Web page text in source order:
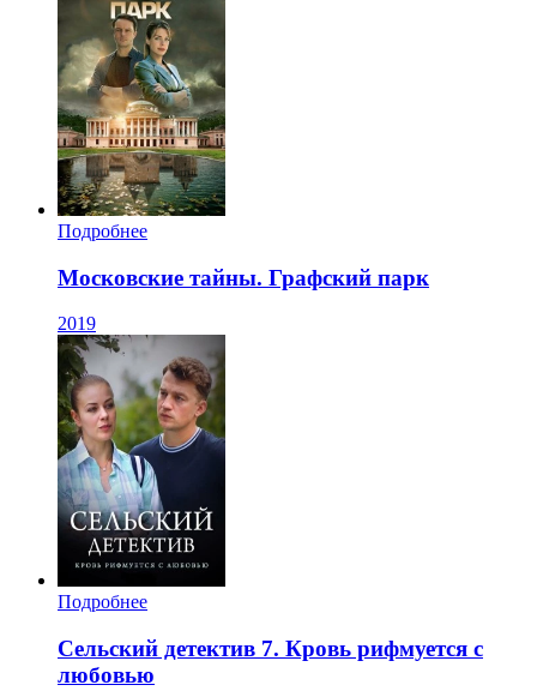
Подробнее
Московские тайны. Графский парк
2019
Подробнее
Сельский детектив 7. Кровь рифмуется с
любовью